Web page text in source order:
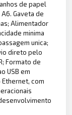
de papel
Gaveta de
Alimentador
minima
unica;
direto pelo
Formato de
USB em
Ethernet, com